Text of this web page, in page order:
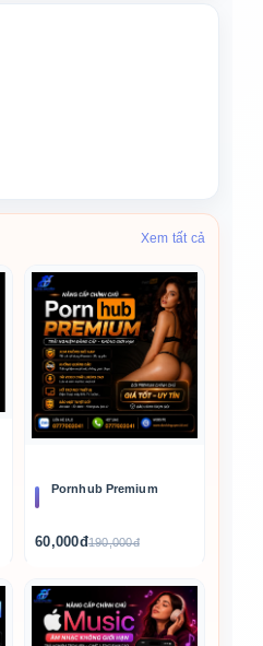
Xem tất cả
Pornhub Premium
60,000đ190,000đ